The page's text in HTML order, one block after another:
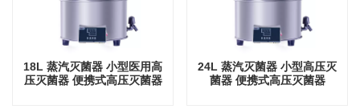
18L 蒸汽灭菌器 小型医用高
压灭菌器 便携式高压灭菌器
24L 蒸汽灭菌器 小型高压灭
菌器 便携式高压灭菌器